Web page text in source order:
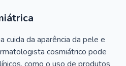
cuida da aparência da pele e
cosmiátrico pode